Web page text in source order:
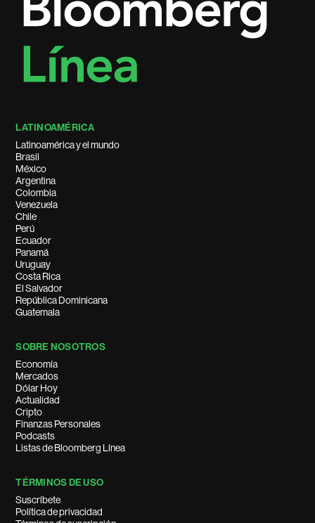
LATINOAMÉRICA
Latinoamérica y el mundo
Brasil
México
Argentina
Colombia
Venezuela
Chile
Perú
Ecuador
Panamá
Uruguay
Costa Rica
El Salvador
República Dominicana
Guatemala
SOBRE NOSOTROS
Economía
Mercados
Dólar Hoy
Actualidad
Cripto
Finanzas Personales
Podcasts
Listas de Bloomberg Línea
TÉRMINOS DE USO
Suscríbete
Política de privacidad